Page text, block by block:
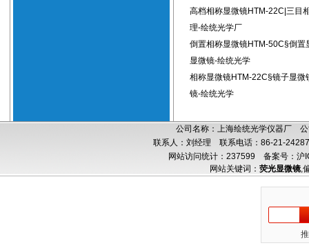
高档相称显微镜HTM-22C|三目
理-绘统光学厂
倒置相称显微镜HTM-50C§倒置
显微镜-绘统光学
相称显微镜HTM-22C§镜子显微
镜-绘统光学
公司名称：上海绘统光学仪器厂
联系人：刘经理 联系电话：86-21-
网站访问统计：237599 备案号：沪
网站关键词： 荧光显微镜,